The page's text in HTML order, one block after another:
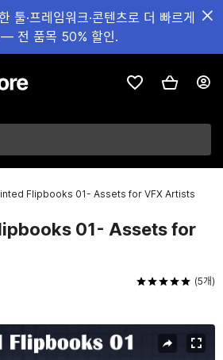
툴·프레임워크·콘텐츠로 더 빠르게
전 품목 50% 할인.
Flipbooks 01- Assets for VFX Artists
01- Assets for
(5개)